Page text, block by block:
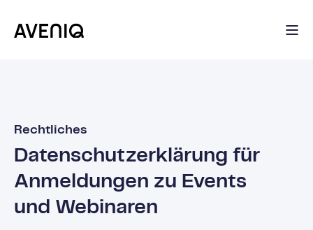
Rechtliches
Datenschutzerklärung für
Anmeldungen zu Events
und Webinaren